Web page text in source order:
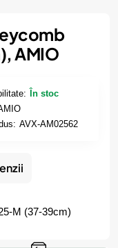
AMIO
În stoc
AVX-AM02562
M (37-39cm)